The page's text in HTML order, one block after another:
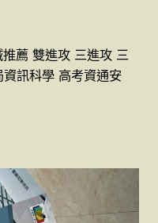
薦 雙進攻 三進攻 三
訊科學 高考資通安